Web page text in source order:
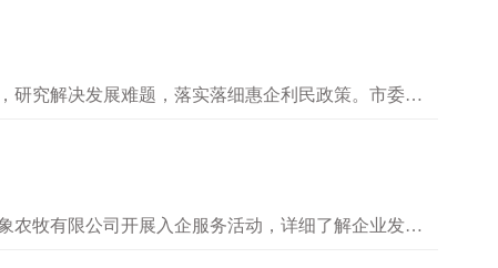
研究解决发展难题，落实落细惠企利民政策。市委副
农牧有限公司开展入企服务活动，详细了解企业发展